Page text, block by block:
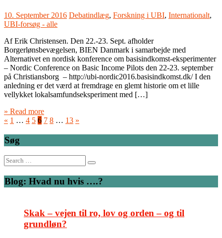
10. September 2016 Debatindlæg, Forskning i UBI, Internationalt,
UBI-forsøg - alle
Af Erik Christensen. Den 22.-23. Sept. afholder
Borgerlønsbevægelsen, BIEN Danmark i samarbejde med
Alternativet en nordisk konference om basisindkomst-eksperimenter
– Nordic Conference on Basic Income Pilots den 22-23. september
på Christiansborg – http://ubi-nordic2016.basisindkomst.dk/ I den
anledning er det værd at fremdrage en glemt historie om et lille
vellykket lokalsamfundseksperiment med […]
» Read more
« 1 … 4 5 6 7 8 … 13 »
Søg
Search
for:
Blog: Hvad nu hvis ….?
Skak – vejen til ro, lov og orden – og til
grundløn?